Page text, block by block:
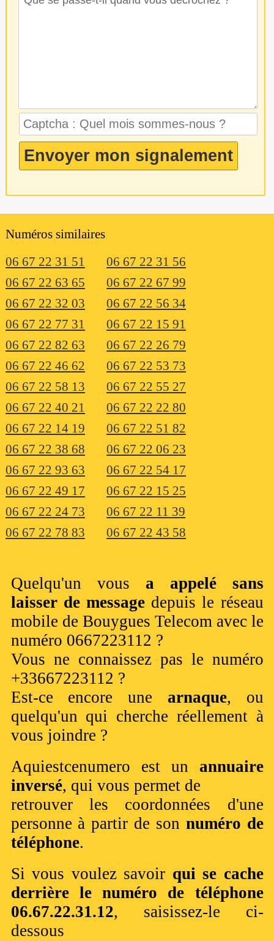
Numéros similaires
06 67 22 31 51
06 67 22 31 56
06 67 22 63 65
06 67 22 67 99
06 67 22 32 03
06 67 22 56 34
06 67 22 77 31
06 67 22 15 91
06 67 22 82 63
06 67 22 26 79
06 67 22 46 62
06 67 22 53 73
06 67 22 58 13
06 67 22 55 27
06 67 22 40 21
06 67 22 22 80
06 67 22 14 19
06 67 22 51 82
06 67 22 38 68
06 67 22 06 23
06 67 22 93 63
06 67 22 54 17
06 67 22 49 17
06 67 22 15 25
06 67 22 24 73
06 67 22 11 39
06 67 22 78 83
06 67 22 43 58
Quelqu'un vous a appelé sans
laisser de messagedepuis le réseau
mobile de Bouygues Telecom avec le
numéro 0667223112 ?
Vous ne connaissez pas le numéro
+33667223112 ?
Est-ce encore une arnaque, ou
quelqu'un qui cherche réellement à
vous joindre ?
Aquiestcenumero est un annuaire
inversé, qui vous permet de
retrouver les coordonnées d'une
personne à partir de son numéro de
téléphone.
Si vous voulez savoir qui se cache
derrière le numéro de téléphone
06.67.22.31.12, saisissez-le ci-
dessous